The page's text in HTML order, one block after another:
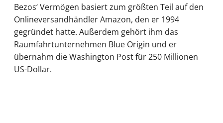
Bezos‘ Vermögen basiert zum größten Teil auf den
Onlineversandhändler Amazon, den er 1994
gegründet hatte. Außerdem gehört ihm das
Raumfahrtunternehmen Blue Origin und er
übernahm die Washington Post für 250 Millionen
US-Dollar.